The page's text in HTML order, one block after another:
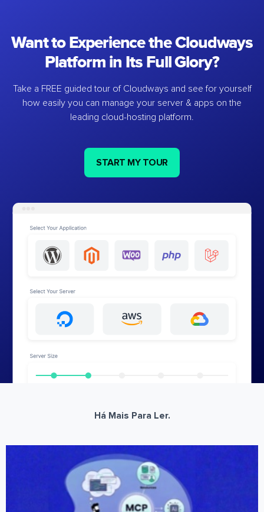
Want to Experience the Cloudways
Platform in Its Full Glory?
Take a FREE guided tour of Cloudways and see for yourself
how easily you can manage your server & apps on the
leading cloud-hosting platform.
START MY TOUR
Há Mais Para Ler.